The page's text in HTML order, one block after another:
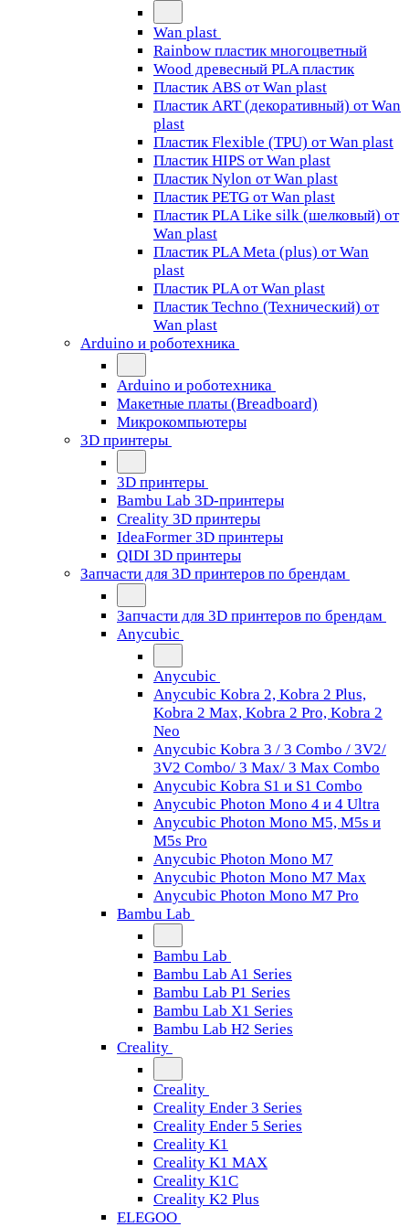
Wan plast
Rainbow пластик многоцветный
Wood древесный PLA пластик
Пластик ABS от Wan plast
Пластик ART (декоративный) от Wan
plast
Пластик Flexible (TPU) от Wan plast
Пластик HIPS от Wan plast
Пластик Nylon от Wan plast
Пластик PETG от Wan plast
Пластик PLA Like silk (шелковый) от
Wan plast
Пластик PLA Meta (plus) от Wan
plast
Пластик PLA от Wan plast
Пластик Techno (Технический) от
Wan plast
Arduino и роботехника
Arduino и роботехника
Макетные платы (Breadboard)
Микрокомпьютеры
3D принтеры
3D принтеры
Bambu Lab 3D-принтеры
Creality 3D принтеры
IdeaFormer 3D принтеры
QIDI 3D принтеры
Запчасти для 3D принтеров по брендам
Запчасти для 3D принтеров по брендам
Anycubic
Anycubic
Anycubic Kobra 2, Kobra 2 Plus,
Kobra 2 Max, Kobra 2 Pro, Kobra 2
Neo
Anycubic Kobra 3 / 3 Combo / 3V2/
3V2 Combo/ 3 Max/ 3 Max Combo
Anycubic Kobra S1 и S1 Combo
Anycubic Photon Mono 4 и 4 Ultra
Anycubic Photon Mono M5, M5s и
M5s Pro
Anycubic Photon Mono M7
Anycubic Photon Mono M7 Max
Anycubic Photon Mono M7 Pro
Bambu Lab
Bambu Lab
Bambu Lab A1 Series
Bambu Lab P1 Series
Bambu Lab X1 Series
Bambu Lab H2 Series
Creality
Creality
Creality Ender 3 Series
Creality Ender 5 Series
Creality K1
Creality K1 MAX
Creality K1C
Creality K2 Plus
ELEGOO